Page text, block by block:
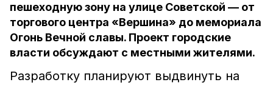
пешеходную зону на улице Советской — от
торгового центра «Вершина» до мемориала
Огонь Вечной славы. Проект городские
власти обсуждают с местными жителями.
Разработку планируют выдвинуть на